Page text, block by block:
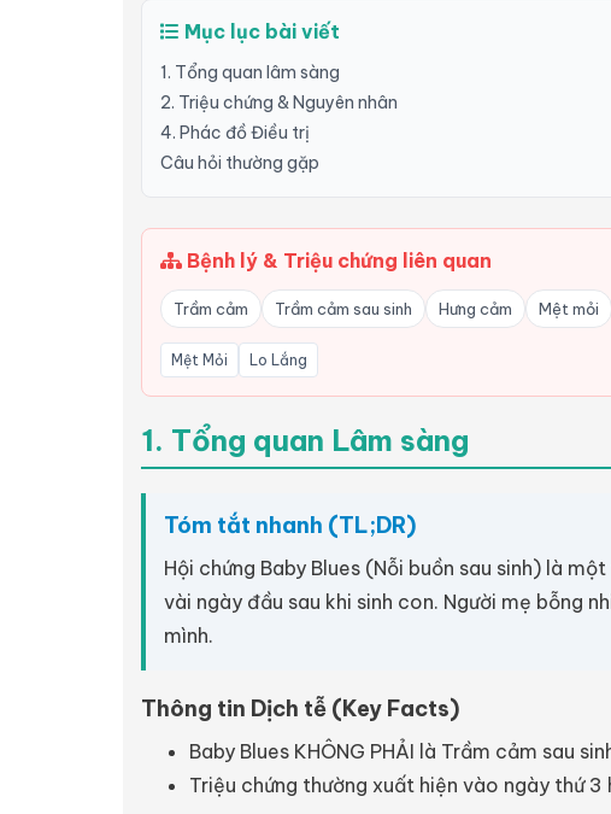
Mục lục bài viết
1. Tổng quan lâm sàng
2. Triệu chứng & Nguyên nhân
4. Phác đồ Điều trị
Câu hỏi thường gặp
Bệnh lý & Triệu chứng liên quan
Trầm cảm Trầm cảm sau sinh Hưng cảm Mệt mỏi
Mệt Mỏi Lo Lắng
1. Tổng quan Lâm sàng
Tóm tắt nhanh (TL;DR)
Hội chứng Baby Blues (Nỗi buồn sau sinh) là
vài ngày đầu sau khi sinh con. Người mẹ bỗng
mình.
Thông tin Dịch tễ (Key Facts)
Baby Blues KHÔNG PHẢI là Trầm cảm sau
Triệu chứng thường xuất hiện vào ngày thứ